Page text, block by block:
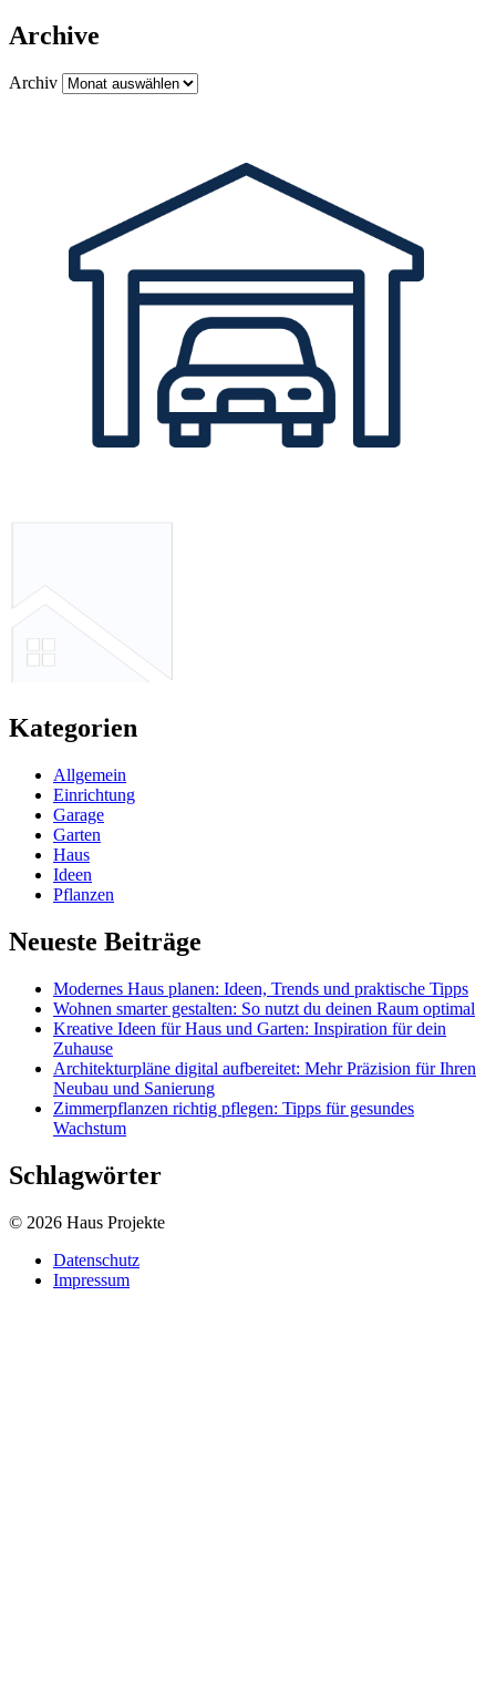
Archive
Archiv
Kategorien
Allgemein
Einrichtung
Garage
Garten
Haus
Ideen
Pflanzen
Neueste Beiträge
Modernes Haus planen: Ideen, Trends und praktische Tipps
Wohnen smarter gestalten: So nutzt du deinen Raum optimal
Kreative Ideen für Haus und Garten: Inspiration für dein
Zuhause
Architekturpläne digital aufbereitet: Mehr Präzision für Ihren
Neubau und Sanierung
Zimmerpflanzen richtig pflegen: Tipps für gesundes
Wachstum
Schlagwörter
© 2026 Haus Projekte
Datenschutz
Impressum